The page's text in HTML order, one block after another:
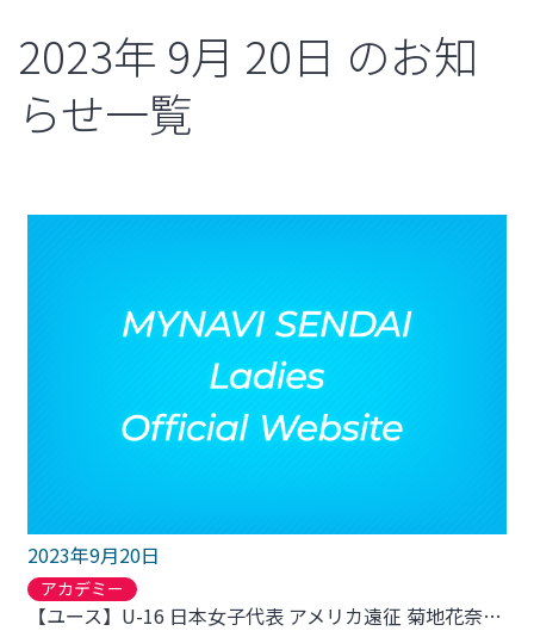
2023年 9月 20日 のお知
らせ一覧
2023年9月20日
アカデミー
【ユース】U-16 日本女子代表 アメリカ遠征 菊地花奈選手離脱のお知らせ